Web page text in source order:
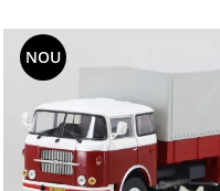
NOU